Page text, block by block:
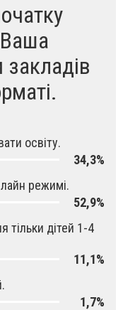
освіту.
34,3%
режимі.
52,9%
тільки дітей 1-4
11,1%
1,7%